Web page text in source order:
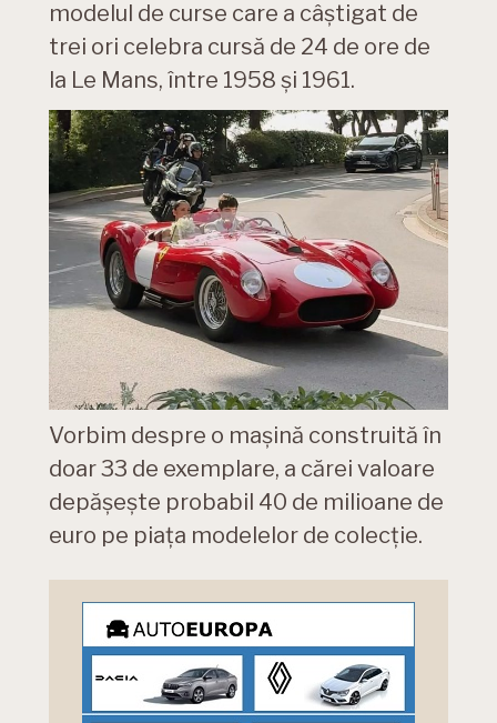
modelul de curse care a câștigat de
trei ori celebra cursă de 24 de ore de
la Le Mans, între 1958 și 1961.
Vorbim despre o mașină construită în
doar 33 de exemplare, a cărei valoare
depășește probabil 40 de milioane de
euro pe piața modelelor de colecție.